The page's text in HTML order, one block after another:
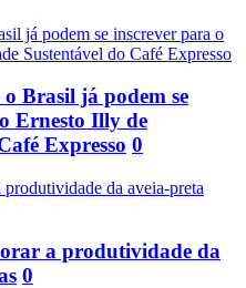
Brasil já podem se
Ernesto Illy de
Expresso 0
a produtividade da
0